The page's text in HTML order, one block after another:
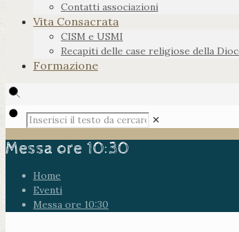
Contatti associazioni
Vita Consacrata
CISM e USMI
Recapiti delle case religiose della
Formazione
✕
Messa ore 10:30
Home
Eventi
Messa ore 10:30